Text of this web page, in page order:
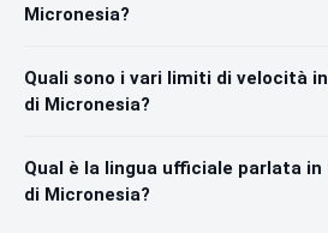
Micronesia?
Quali sono i vari limiti di velocità
di Micronesia?
Qual è la lingua ufficiale parlata
di Micronesia?